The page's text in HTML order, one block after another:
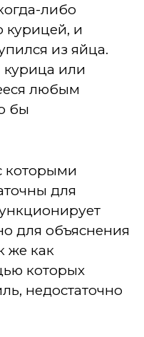
либо
курицей, и
из яйца.
курица или
любым
бы
которыми
для
для объяснения
же как
которых
недостаточно